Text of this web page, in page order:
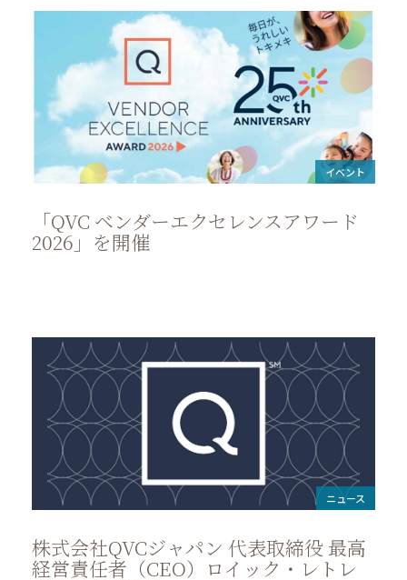
イベント
「QVC ベンダーエクセレンスアワード
2026」を開催
ニュース
株式会社QVCジャパン 代表取締役 最高
経営責任者（CEO）ロイック・レトレ